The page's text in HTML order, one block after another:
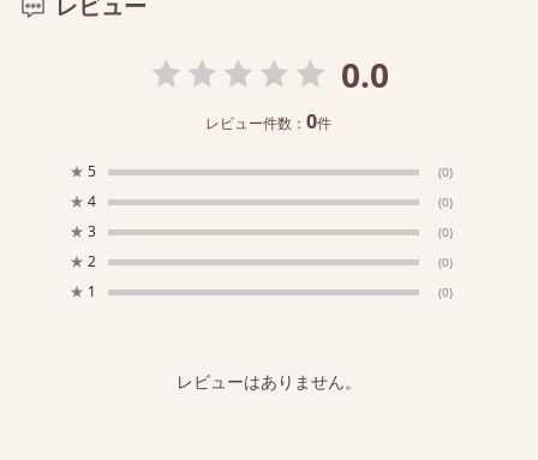
レビュー
0.0
レビュー件数：0件
★ 5 (0)
★ 4 (0)
★ 3 (0)
★ 2 (0)
★ 1 (0)
レビューはありません。